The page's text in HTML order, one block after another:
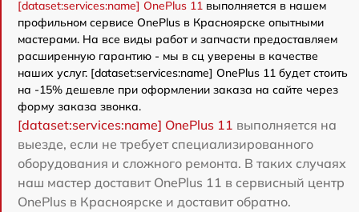
[dataset:services:name] OnePlus 11 выполняется в нашем
профильном сервисе OnePlus в Красноярске опытными
мастерами. На все виды работ и запчасти предоставляем
расширенную гарантию - мы в сц уверены в качестве
наших услуг. [dataset:services:name] OnePlus 11 будет стоить
на -15% дешевле при оформлении заказа на сайте через
форму заказа звонка.
[dataset:services:name] OnePlus 11 выполняется на
выезде, если не требует специализированного
оборудования и сложного ремонта. В таких случаях
наш мастер доставит OnePlus 11 в сервисный центр
OnePlus в Красноярске и доставит обратно.